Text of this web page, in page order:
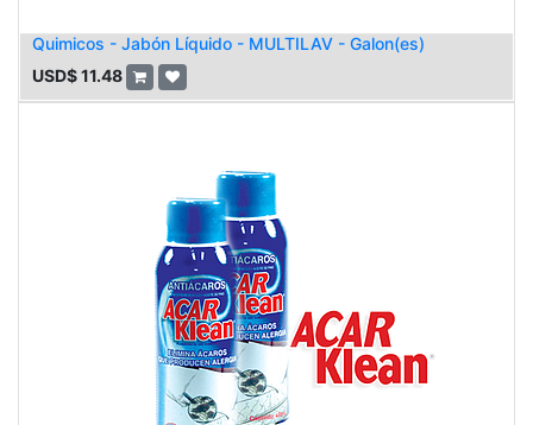
Quimicos - Jabón Líquido - MULTILAV - Galon(es)
USD$11.48